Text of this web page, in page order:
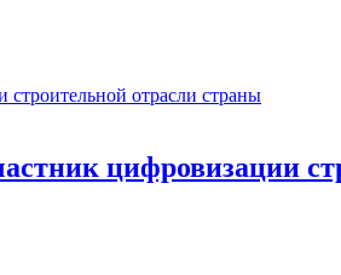
цифровизации